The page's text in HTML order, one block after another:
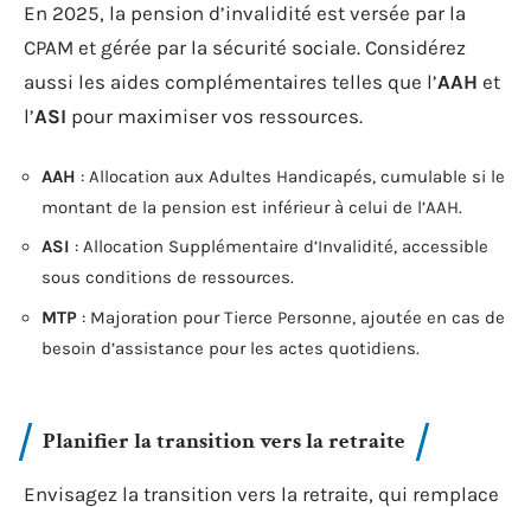
En 2025, la pension d’invalidité est versée par la
CPAM et gérée par la sécurité sociale. Considérez
aussi les aides complémentaires telles que l’AAH et
l’ASI pour maximiser vos ressources.
AAH : Allocation aux Adultes Handicapés, cumulable si le
montant de la pension est inférieur à celui de l’AAH.
ASI : Allocation Supplémentaire d’Invalidité, accessible
sous conditions de ressources.
MTP : Majoration pour Tierce Personne, ajoutée en cas de
besoin d’assistance pour les actes quotidiens.
Planifier la transition vers la retraite
Envisagez la transition vers la retraite, qui remplace